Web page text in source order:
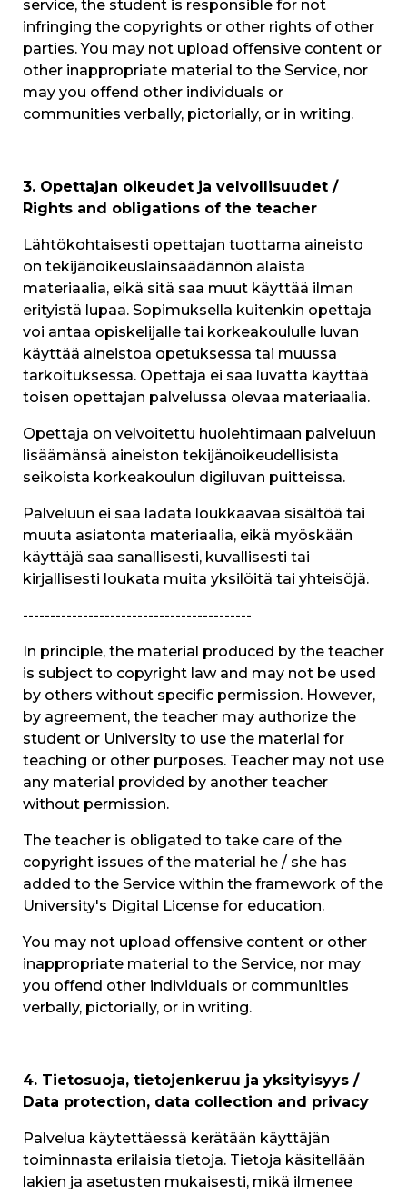
service, the student is responsible for not
infringing the copyrights or other rights of other
parties. You may not upload offensive content or
other inappropriate material to the Service, nor
may you offend other individuals or
communities verbally, pictorially, or in writing.
3. Opettajan oikeudet ja velvollisuudet /
Rights and obligations of the teacher
Lähtökohtaisesti opettajan tuottama aineisto
on tekijänoikeuslainsäädännön alaista
materiaalia, eikä sitä saa muut käyttää ilman
erityistä lupaa. Sopimuksella kuitenkin opettaja
voi antaa opiskelijalle tai korkeakoululle luvan
käyttää aineistoa opetuksessa tai muussa
tarkoituksessa. Opettaja ei saa luvatta käyttää
toisen opettajan palvelussa olevaa materiaalia.
Opettaja on velvoitettu huolehtimaan palveluun
lisäämänsä aineiston tekijänoikeudellisista
seikoista korkeakoulun digiluvan puitteissa.
Palveluun ei saa ladata loukkaavaa sisältöä tai
muuta asiatonta materiaalia, eikä myöskään
käyttäjä saa sanallisesti, kuvallisesti tai
kirjallisesti loukata muita yksilöitä tai yhteisöjä.
------------------------------------------
In principle, the material produced by the teacher
is subject to copyright law and may not be used
by others without specific permission. However,
by agreement, the teacher may authorize the
student or University to use the material for
teaching or other purposes. Teacher may not use
any material provided by another teacher
without permission.
The teacher is obligated to take care of the
copyright issues of the material he / she has
added to the Service within the framework of the
University's Digital License for education.
You may not upload offensive content or other
inappropriate material to the Service, nor may
you offend other individuals or communities
verbally, pictorially, or in writing.
4. Tietosuoja, tietojenkeruu ja yksityisyys /
Data protection, data collection and privacy
Palvelua käytettäessä kerätään käyttäjän
toiminnasta erilaisia tietoja. Tietoja käsitellään
lakien ja asetusten mukaisesti, mikä ilmenee